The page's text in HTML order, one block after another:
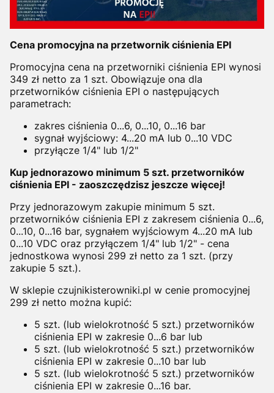
Cena promocyjna na przetwornik ciśnienia EPI
Promocyjna cena na przetworniki ciśnienia EPI wynosi
349 zł netto za 1 szt. Obowiązuje ona dla
przetworników ciśnienia EPI o następujących
parametrach:
zakres ciśnienia 0...6, 0...10, 0...16 bar
sygnał wyjściowy: 4...20 mA lub 0...10 VDC
przyłącze 1/4" lub 1/2"
Kup jednorazowo minimum 5 szt. przetworników
ciśnienia EPI - zaoszczędzisz jeszcze więcej!
Przy jednorazowym zakupie minimum 5 szt.
przetworników ciśnienia EPI z zakresem ciśnienia 0...6,
0...10, 0...16 bar, sygnałem wyjściowym 4...20 mA lub
0...10 VDC oraz przyłączem 1/4" lub 1/2" - cena
jednostkowa wynosi 299 zł netto za 1 szt. (przy
zakupie 5 szt.).
W sklepie czujnikisterowniki.pl w cenie promocyjnej
299 zł netto można kupić:
5 szt. (lub wielokrotność 5 szt.) przetworników
ciśnienia EPI w zakresie 0...6 bar lub
5 szt. (lub wielokrotność 5 szt.) przetworników
ciśnienia EPI w zakresie 0...10 bar lub
5 szt. (lub wielokrotność 5 szt.) przetworników
ciśnienia EPI w zakresie 0...16 bar.